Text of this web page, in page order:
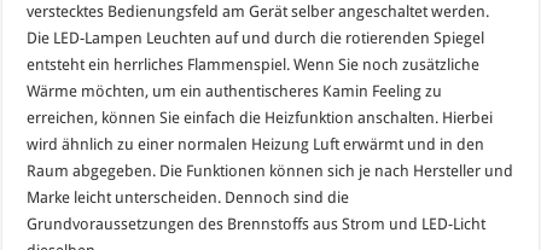
verstecktes Bedienungsfeld am Gerät selber angeschaltet werden.
Die LED-Lampen Leuchten auf und durch die rotierenden Spiegel
entsteht ein herrliches Flammenspiel. Wenn Sie noch zusätzliche
Wärme möchten, um ein authentischeres Kamin Feeling zu
erreichen, können Sie einfach die Heizfunktion anschalten. Hierbei
wird ähnlich zu einer normalen Heizung Luft erwärmt und in den
Raum abgegeben. Die Funktionen können sich je nach Hersteller und
Marke leicht unterscheiden. Dennoch sind die
Grundvoraussetzungen des Brennstoffs aus Strom und LED-Licht